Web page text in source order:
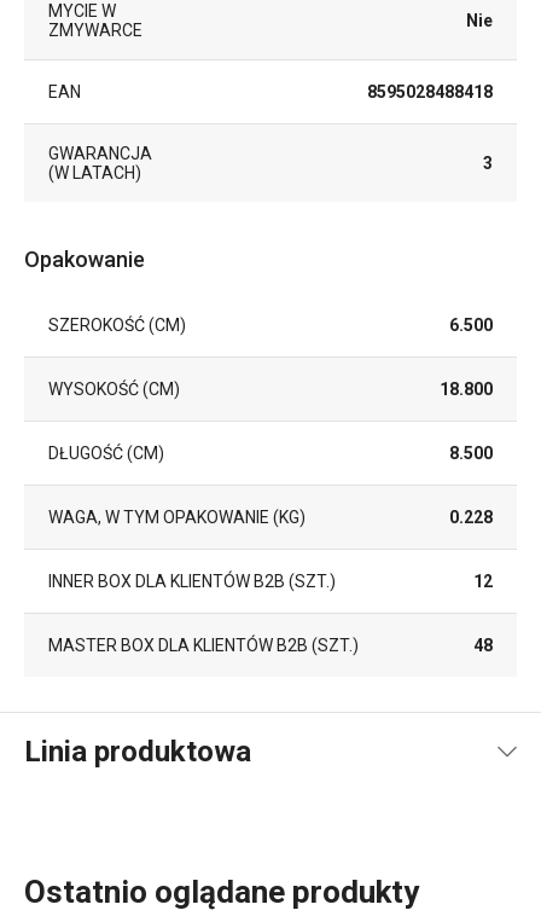
MYCIE W
ZMYWARCE
Nie
EAN 8595028488418
GWARANCJA
(W LATACH)
3
Opakowanie
SZEROKOŚĆ (CM) 6.500
WYSOKOŚĆ (CM) 18.800
DŁUGOŚĆ (CM) 8.500
WAGA, W TYM OPAKOWANIE (KG) 0.228
INNER BOX DLA KLIENTÓW B2B (SZT.) 12
MASTER BOX DLA KLIENTÓW B2B (SZT.) 48
Linia produktowa
Ostatnio oglądane produkty